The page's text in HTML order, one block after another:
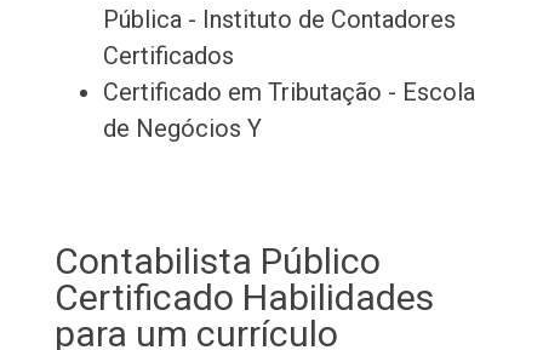
Pública - Instituto de Contadores
Certificados
Certificado em Tributação - Escola
de Negócios Y
Contabilista Público
Certificado Habilidades
para um currículo